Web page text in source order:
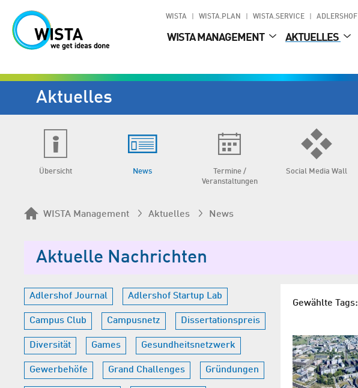
WISTA WISTA.PLAN WISTA.SERVICE ADLERSHOF
WISTA MANAGEMENT AKTUELLES
Aktuelles
Übersicht News
Termine /
Veranstaltungen
Social Media Wall
WISTA Management Aktuelles News
Aktuelle Nachrichten
Adlershof Journal Adlershof Startup Lab
Campus Club Campusnetz Dissertationspreis
Diversität Games Gesundheitsnetzwerk
Gewerbehöfe Grand Challenges Gründungen
Gewählte Tags: